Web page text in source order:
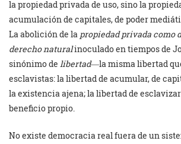
la propiedad privada de uso, sino la
acumulación de capitales, de poder
La abolición de la propiedad privada como
derecho naturalinoculado en tiempos de
sinónimo de libertad―la misma libertad
esclavistas: la libertad de acumular, de
la existencia ajena; la libertad de
beneficio propio.
No existe democracia real fuera de un